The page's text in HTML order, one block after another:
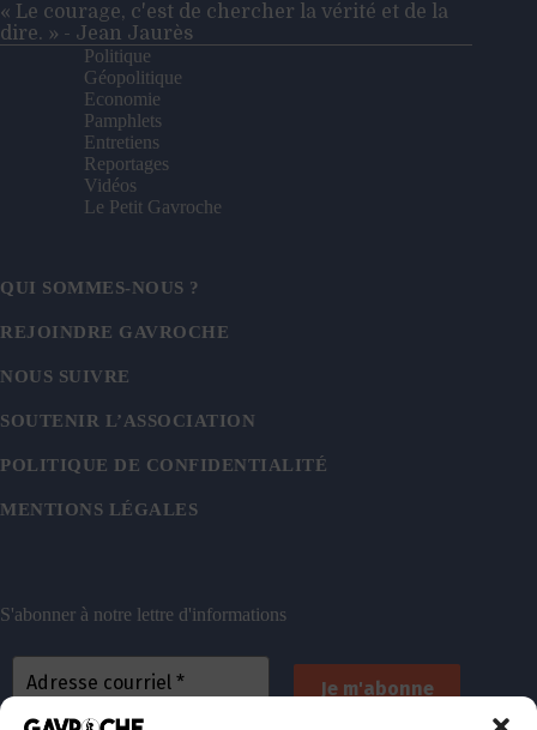
« Le courage, c'est de chercher la vérité et de la
dire. » - Jean Jaurès
Politique
Géopolitique
Economie
Pamphlets
Entretiens
Reportages
Vidéos
Le Petit Gavroche
QUI SOMMES-NOUS ?
REJOINDRE GAVROCHE
NOUS SUIVRE
SOUTENIR L’ASSOCIATION
POLITIQUE DE CONFIDENTIALITÉ
MENTIONS LÉGALES
S'abonner à notre lettre d'informations